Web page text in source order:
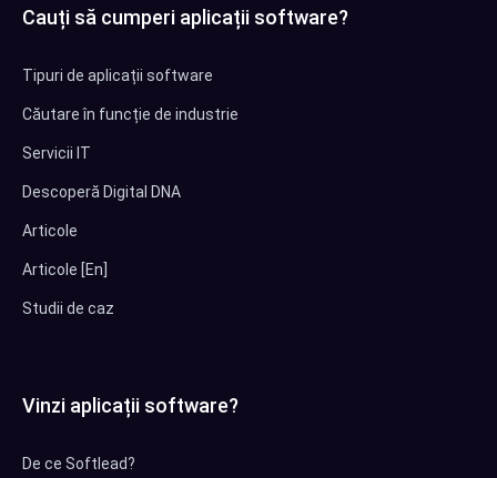
Cauți să cumperi aplicații software?
Tipuri de aplicații software
Căutare în funcție de industrie
Servicii IT
Descoperă Digital DNA
Articole
Articole [En]
Studii de caz
Vinzi aplicații software?
De ce Softlead?